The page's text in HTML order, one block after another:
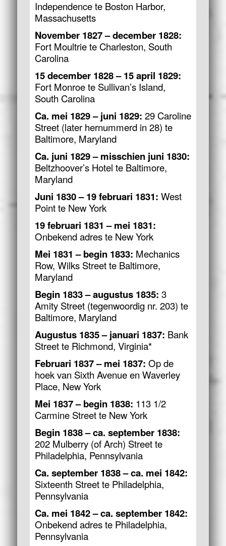
Independence te Boston Harbor,
Massachusetts
November 1827 – december 1828:
Fort Moultrie te Charleston, South
Carolina
15 december 1828 – 15 april 1829:
Fort Monroe te Sullivan’s Island,
South Carolina
Ca. mei 1829 – juni 1829: 29 Caroline
Street (later hernummerd in 28) te
Baltimore, Maryland
Ca. juni 1829 – misschien juni 1830:
Beltzhoover’s Hotel te Baltimore,
Maryland
Juni 1830 – 19 februari 1831: West
Point te New York
19 februari 1831 – mei 1831:
Onbekend adres te New York
Mei 1831 – begin 1833: Mechanics
Row, Wilks Street te Baltimore,
Maryland
Begin 1833 – augustus 1835: 3
Amity Street (tegenwoordig nr. 203) te
Baltimore, Maryland
Augustus 1835 – januari 1837: Bank
Street te Richmond, Virginia*
Februari 1837 – mei 1837: Op de
hoek van Sixth Avenue en Waverley
Place, New York
Mei 1837 – begin 1838: 113 1/2
Carmine Street te New York
Begin 1838 – ca. september 1838:
202 Mulberry (of Arch) Street te
Philadelphia, Pennsylvania
Ca. september 1838 – ca. mei 1842:
Sixteenth Street te Philadelphia,
Pennsylvania
Ca. mei 1842 – ca. september 1842:
Onbekend adres te Philadelphia,
Pennsylvania